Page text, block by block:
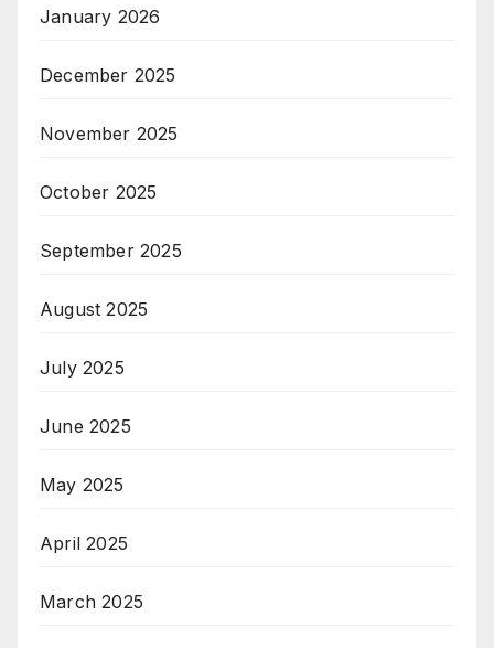
January 2026
December 2025
November 2025
October 2025
September 2025
August 2025
July 2025
June 2025
May 2025
April 2025
March 2025